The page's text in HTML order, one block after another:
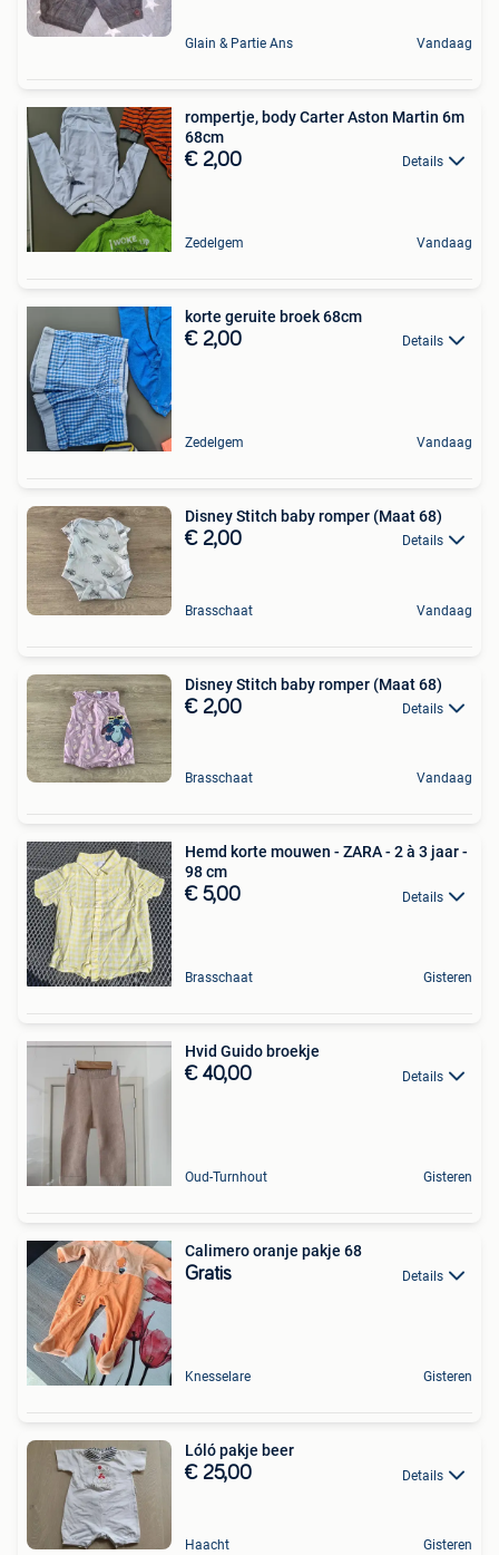
Glain & Partie Ans Vandaag
rompertje, body Carter Aston Martin 6m
68cm
€ 2,00 Details
Zedelgem Vandaag
korte geruite broek 68cm
€ 2,00 Details
Zedelgem Vandaag
Disney Stitch baby romper (Maat 68)
€ 2,00 Details
Brasschaat Vandaag
Disney Stitch baby romper (Maat 68)
€ 2,00 Details
Brasschaat Vandaag
Hemd korte mouwen - ZARA - 2 à 3 jaar -
98 cm
€ 5,00 Details
Brasschaat Gisteren
Hvid Guido broekje
€ 40,00 Details
Oud-Turnhout Gisteren
Calimero oranje pakje 68
Gratis Details
Knesselare Gisteren
Lóló pakje beer
€ 25,00 Details
Haacht Gisteren